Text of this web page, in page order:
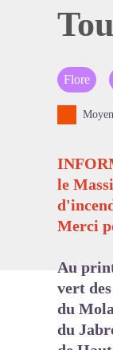
Flore
Moyen
le
Merci
Au
vert
du
du